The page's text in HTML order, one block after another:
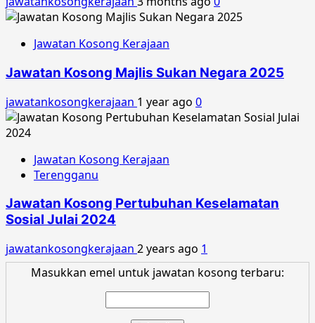
Jawatan Kosong Kerajaan
Jawatan Kosong Majlis Sukan Negara 2025
jawatankosongkerajaan 1 year ago 0
Jawatan Kosong Kerajaan
Terengganu
Jawatan Kosong Pertubuhan Keselamatan
Sosial Julai 2024
jawatankosongkerajaan 2 years ago 1
Masukkan emel untuk jawatan kosong terbaru: